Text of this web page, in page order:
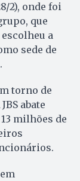
2), onde foi
que
a
sede de
torno de
abate
milhões de